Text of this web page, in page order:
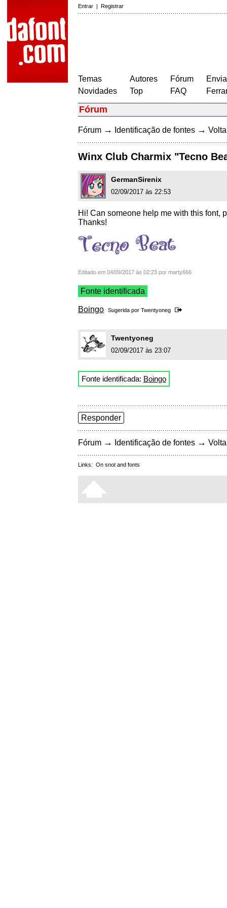
Entrar | Registrar
Temas
Novidades
Autores
Top
Fórum
FAQ
Fórum
Fórum → Identificação de fontes →
Winx Club Charmix "Tecno
GermanSirenix
02/09/2017 às 22:53
Hi! Can someone help me with this font,
Thanks!
Editado em 04/09/2017 às 02:23 por marty666
Fonte identificada
Boingo Sugerida por Twentyoneg
Twentyoneg
02/09/2017 às 23:07
Fonte identificada: Boingo
Responder
Fórum → Identificação de fontes →
Links: On snot and fonts